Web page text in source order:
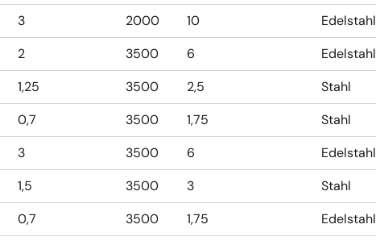
3 2000 10 Edelstahl
2 3500 6 Edelstahl
1,25 3500 2,5 Stahl
0,7 3500 1,75 Stahl
3 3500 6 Edelstahl
1,5 3500 3 Stahl
0,7 3500 1,75 Edelstahl